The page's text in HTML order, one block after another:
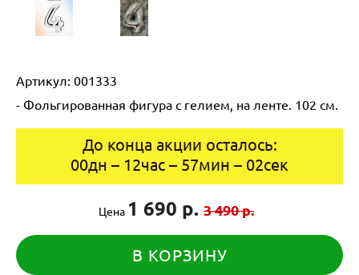
Артикул: 001333
- Фольгированная фигура с гелием, на ленте. 102 см.
До конца акции осталось:
00дн – 12час – 57мин – 02сек
Цена 1 690 р. 3 490 р.
В КОРЗИНУ